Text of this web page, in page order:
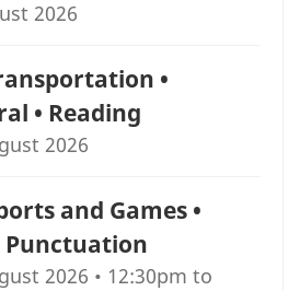
2026
•
• Reading
2026
and Games •
2026 • 12:30pm to